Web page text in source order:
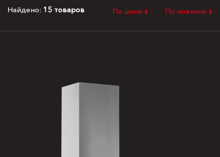
Найдено: 15 товаров По цене По новизне